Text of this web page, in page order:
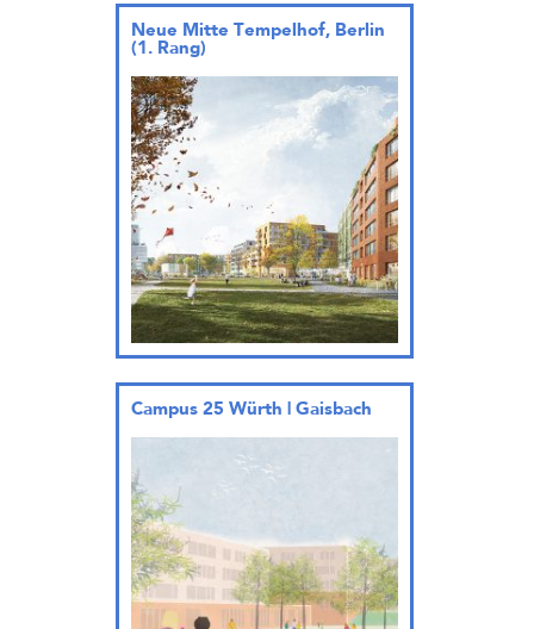
Neue Mitte Tempelhof, Berlin
(1. Rang)
Campus 25 Würth | Gaisbach